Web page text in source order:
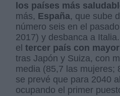
los países más
más, España, que sube
número seis en el
2017) y desbanca a
el tercer país con
tras Japón y Suiza, con
media (85,7 las mujeres;
se prevé que para 2040
ocupando el primer